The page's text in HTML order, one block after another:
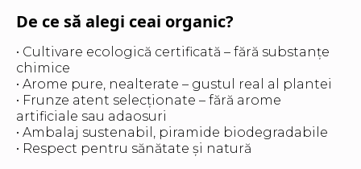
De ce să alegi ceai organic?
• Cultivare ecologică certificată – fără substanțe
chimice
• Arome pure, nealterate – gustul real al plantei
• Frunze atent selecționate – fără arome
artificiale sau adaosuri
• Ambalaj sustenabil, piramide biodegradabile
• Respect pentru sănătate și natură